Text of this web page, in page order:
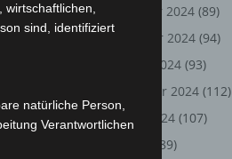
Dezember 2024 (89)
November 2024 (94)
Oktober 2024 (93)
September 2024 (112)
August 2024 (107)
(89)
sind, identifiziert
natürliche Person,
Verantwortlichen